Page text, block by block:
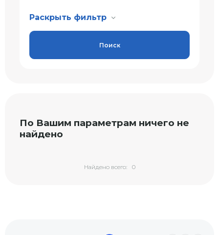
Раскрыть фильтр
Поиск
По Вашим параметрам ничего не
найдено
Найдено всего: 0